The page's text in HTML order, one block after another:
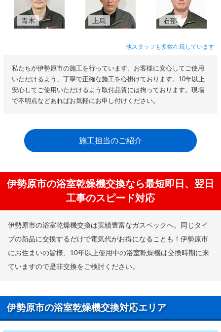
青木 上島 石部
他スタッフも多数在籍しています
私たちが伊勢原市の施工を行っています。お客様に安心してご使用
いただけるよう、丁寧で正確な施工を心掛けております。10年以上
安心してご使用いただけるよう取付品質には拘っております。現場
で不明点などあればお気軽にお申し付けください。
施工担当のご紹介
伊勢原市の浴室乾燥機交換なら最短即日、翌日
工事のスピード対応
伊勢原市の浴室乾燥機交換は実績豊富なガスペックへ。同じタイ
プの新品に交換するだけで電気代がお得になることも！伊勢原市
にお住まいの皆様、10年以上使用中の浴室乾燥機は交換時期に来
ていますので是非交換をご検討ください。
伊勢原市の浴室乾燥機交換対応エリア